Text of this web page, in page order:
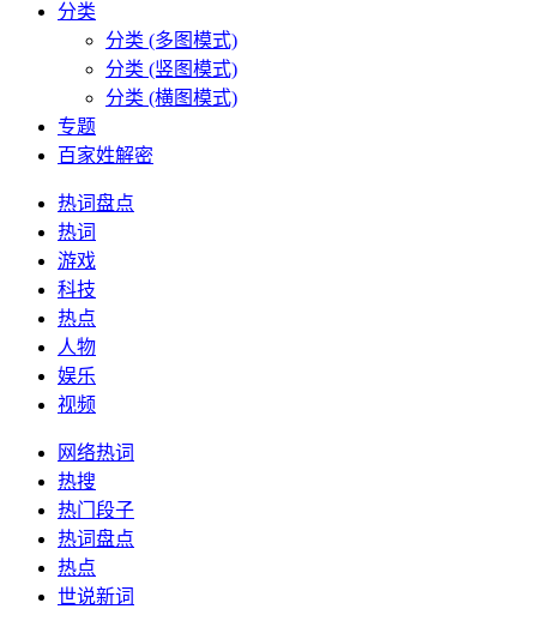
分类
分类 (多图模式)
分类 (竖图模式)
分类 (横图模式)
专题
百家姓解密
热词盘点
热词
游戏
科技
热点
人物
娱乐
视频
网络热词
热搜
热门段子
热词盘点
热点
世说新词